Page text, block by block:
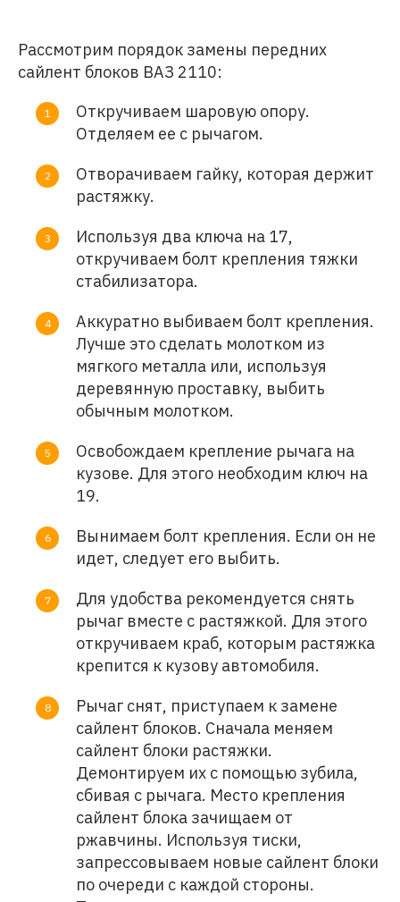
Рассмотрим порядок замены передних
сайлент блоков ВАЗ 2110:
Откручиваем шаровую опору.
Отделяем ее с рычагом.
Отворачиваем гайку, которая держит
растяжку.
Используя два ключа на 17,
откручиваем болт крепления тяжки
стабилизатора.
Аккуратно выбиваем болт крепления.
Лучше это сделать молотком из
мягкого металла или, используя
деревянную проставку, выбить
обычным молотком.
Освобождаем крепление рычага на
кузове. Для этого необходим ключ на
19.
Вынимаем болт крепления. Если он не
идет, следует его выбить.
Для удобства рекомендуется снять
рычаг вместе с растяжкой. Для этого
откручиваем краб, которым растяжка
крепится к кузову автомобиля.
Рычаг снят, приступаем к замене
сайлент блоков. Сначала меняем
сайлент блоки растяжки.
Демонтируем их с помощью зубила,
сбивая с рычага. Место крепления
сайлент блока зачищаем от
ржавчины. Используя тиски,
запрессовываем новые сайлент блоки
по очереди с каждой стороны.